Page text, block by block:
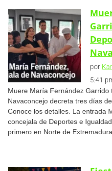
por
5:41
Muere María Fernández Garrido
Navaconcejo decreta tres días
Conoce los detalles. La entrada
concejala de Deportes e
primero en Norte de Extremadura.